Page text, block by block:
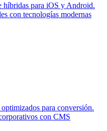
híbridas para iOS y Android.
con tecnologías modernas
para conversión.
con CMS